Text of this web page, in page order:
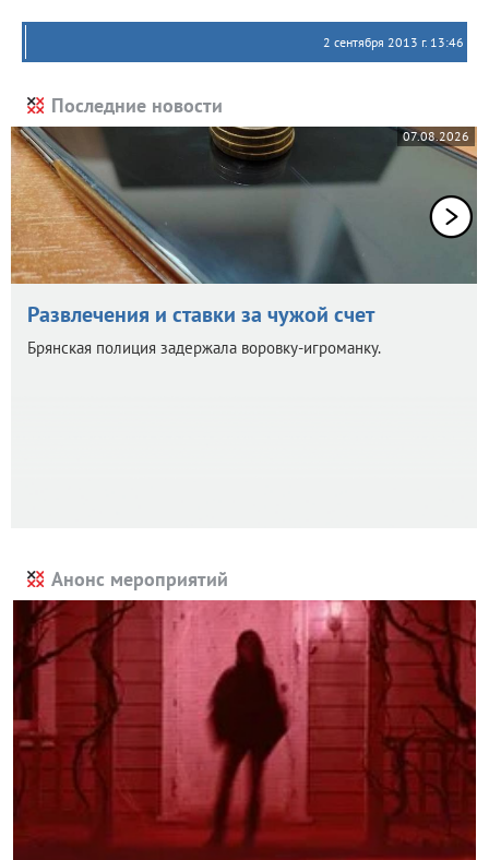
2 сентября 2013 г. 13:46
Последние новости
07.08.2026
Развлечения и ставки за чужой счет
Брянская полиция задержала воровку-игроманку.
Анонс мероприятий